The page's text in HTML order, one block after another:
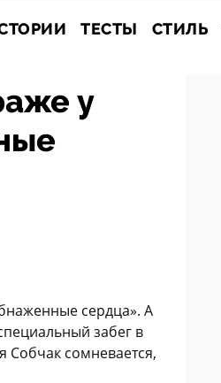
ТЕСТЫ СТИЛЬ
у
сердца». А
забег в
Собчак сомневается,